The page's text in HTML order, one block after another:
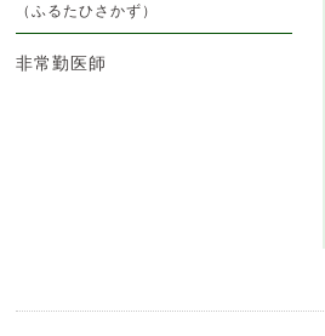
（ふるたひさかず）
非常勤医師